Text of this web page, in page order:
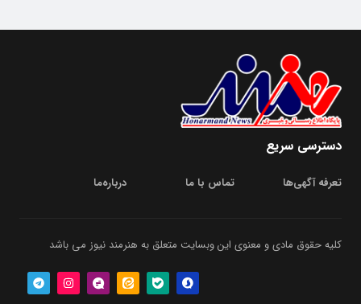
دسترسی سریع
تعرفه آگهی‌ها تماس با ما درباره‌‌ما
کلیه حقوق مادی و معنوی این وبسایت متعلق به هنرمند نیوز می باشد